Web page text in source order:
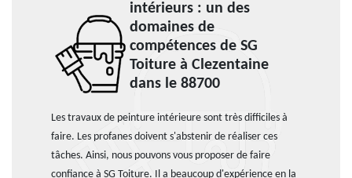
intérieurs : un des
domaines de
compétences de SG
Toiture à Clezentaine
dans le 88700
Les travaux de peinture intérieure sont très difficiles à
faire. Les profanes doivent s'abstenir de réaliser ces
tâches. Ainsi, nous pouvons vous proposer de faire
confiance à SG Toiture. Il a beaucoup d'expérience en la